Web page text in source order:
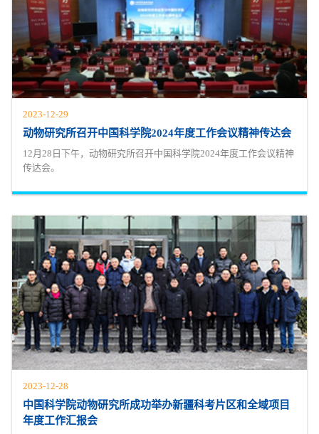
2023-12-29
动物研究所召开中国科学院2024年度工作会议精神传达会
12月28日下午，动物研究所召开中国科学院2024年度工作会议精神
传达会。
2023-12-28
中国科学院动物研究所成功举办新疆科考片区和全域项目
年度工作汇报会